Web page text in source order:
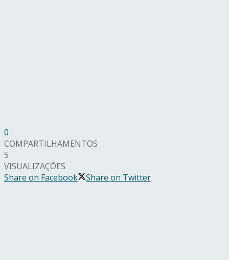
0
COMPARTILHAMENTOS
5
VISUALIZAÇÕES
Share on Facebook
Share on Twitter